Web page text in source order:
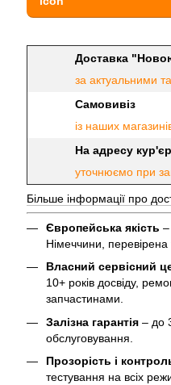
Доставка
за актуальними
Самовивіз
із наших
На адресу
уточнюємо при
Більше інформації про
Європейська якість –
Німеччини, перевірена
Власний сервісний
10+ років досвіду,
запчастинами.
Залізна гарантія – до
обслуговування.
Прозорість і
тестування на всіх